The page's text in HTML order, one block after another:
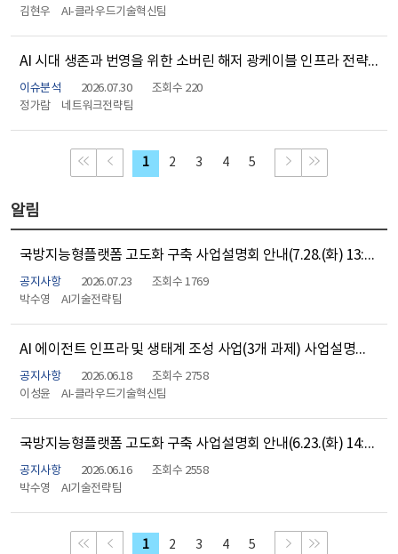
김현우
AI-클라우드기술혁신팀
AI 시대 생존과 번영을 위한 소버린 해저 광케이블 인프라 전략 보고서
이슈분석 2026.07.30
조회수 220
정가람
네트워크전략팀
처음으로 이동
이전 페이지
1 2 3 4 5 다음 페이지
알림
국방지능형플랫폼 고도화 구축 사업설명회 안내(7.28.(화) 13:00)
공지사항 2026.07.23
조회수 1769
박수영
AI기술전략팀
AI 에이전트 인프라 및 생태계 조성 사업(3개 과제) 사업설명회 자료 공유
공지사항 2026.06.18
조회수 2758
이성윤
AI-클라우드기술혁신팀
국방지능형플랫폼 고도화 구축 사업설명회 안내(6.23.(화) 14:00)
공지사항 2026.06.16
조회수 2558
박수영
AI기술전략팀
처음으로 이동
이전 페이지
1 2 3 4 5 다음 페이지